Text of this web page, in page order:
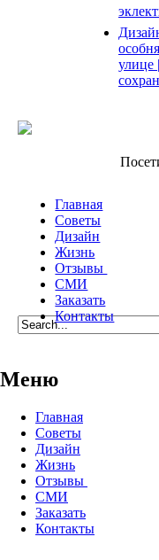
улице
Главная
Советы
Дизайн
Жизнь
Отзывы
СМИ
Заказать
Контакты
Меню
Главная
Советы
Дизайн
Жизнь
Отзывы
СМИ
Заказать
Контакты